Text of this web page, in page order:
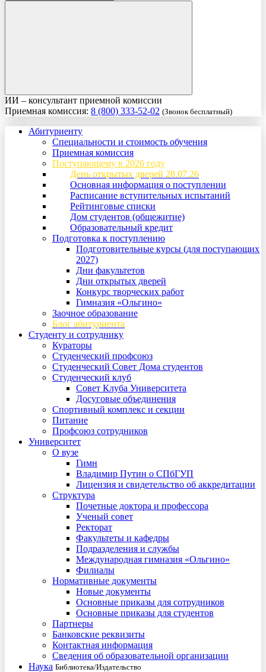
ИИ – консультант приемной комиссии
Приемная комиссия: 8 (800) 333-52-02 (Звонок бесплатный)
Абитуриенту
Специальности и стоимость обучения
Приемная комиссия
Поступающему в 2026 году
День открытых дверей 28.07.26
Основная информация о поступлении
Расписание вступительных испытаний
Рейтинговые списки
Дом студентов (общежитие)
Образовательный кредит
Подготовка к поступлению
Подготовительные курсы (для поступающих
2027)
Дни факультетов
Дни открытых дверей
Конкурс творческих работ
Гимназия «Ольгино»
Заочное образование
Блог абитуриента
Студенту и сотруднику
Кураторы
Студенческий профсоюз
Студенческий Совет Дома студентов
Студенческий клуб
Совет Клуба Университета
Досуговые объединения
Спортивный комплекс и секции
Питание
Профсоюз сотрудников
Университет
О вузе
Гимн
Владимир Путин о СПбГУП
Лицензия и свидетельство об аккредитации
Структура
Почетные доктора и профессора
Ученый совет
Ректорат
Факультеты и кафедры
Подразделения и службы
Международная гимназия «Ольгино»
Филиалы
Нормативные документы
Новые документы
Основные приказы для сотрудников
Основные приказы для студентов
Партнеры
Банковские реквизиты
Контактная информация
Сведения об образовательной организации
Наука Библиотека/Издательство